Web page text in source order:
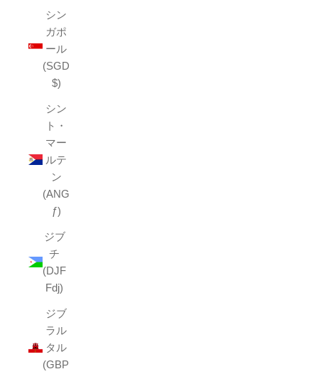
シン
ガポ
ール
(SGD
$)
シン
ト・
マー
ルテ
ン
(ANG
ƒ)
ジブ
チ
(DJF
Fdj)
ジブ
ラル
タル
(GBP